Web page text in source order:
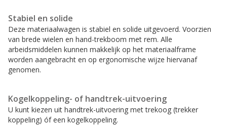
Stabiel en solide
Deze materiaalwagen is stabiel en solide uitgevoerd. Voorzien
van brede wielen en hand-trekboom met rem. Alle
arbeidsmiddelen kunnen makkelijk op het materiaalframe
worden aangebracht en op ergonomische wijze hiervanaf
genomen.
Kogelkoppeling- of handtrek-uitvoering
U kunt kiezen uit handtrek-uitvoering met trekoog (trekker
koppeling) óf een kogelkoppeling.